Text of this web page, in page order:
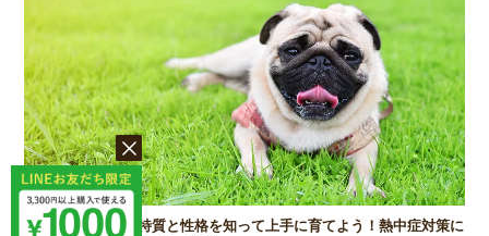
暑さに弱いパグ、特質と性格を知って上手に育てよう！熱中症対策に